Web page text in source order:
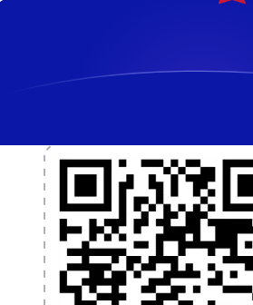
l'application dès aujourd'hui !